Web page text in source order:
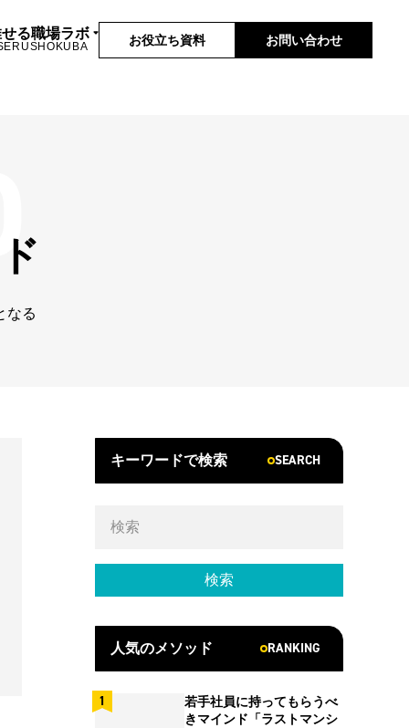
る職場ラボ お役立ち資料 お問い合わせ
なる
キーワードで検索 SEARCH
人気のメソッド RANKING
若手社員に持ってもらうべ
きマインド「ラストマンシ